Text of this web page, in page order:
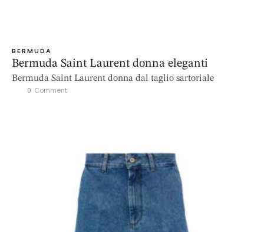
BERMUDA
Bermuda Saint Laurent donna eleganti
Bermuda Saint Laurent donna dal taglio sartoriale
0 Comment